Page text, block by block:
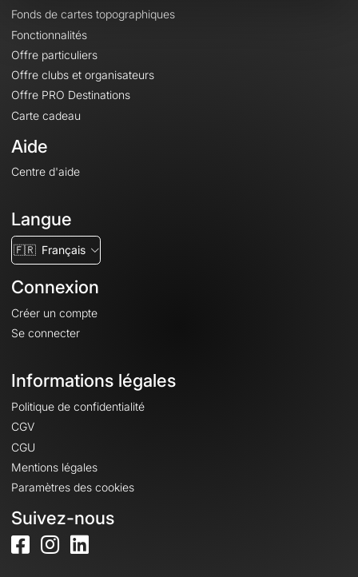
Fonds de cartes topographiques
Fonctionnalités
Offre particuliers
Offre clubs et organisateurs
Offre PRO Destinations
Carte cadeau
Aide
Centre d'aide
Langue
🇫🇷 Français
Connexion
Créer un compte
Se connecter
Informations légales
Politique de confidentialité
CGV
CGU
Mentions légales
Paramètres des cookies
Suivez-nous